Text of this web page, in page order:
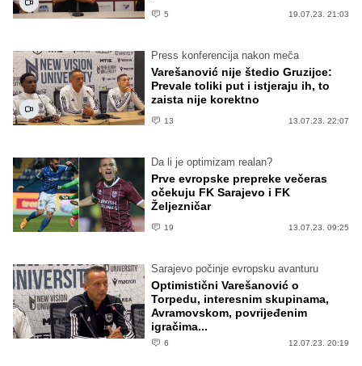
5 19.07.23. 21:03
Press konferencija nakon meča
Varešanović nije štedio Gruzijce:
Prevale toliki put i istjeraju ih, to
zaista nije korektno
13 13.07.23. 22:07
Da li je optimizam realan?
Prve evropske prepreke večeras
očekuju FK Sarajevo i FK
Željezničar
19 13.07.23. 09:25
Sarajevo počinje evropsku avanturu
Optimistični Varešanović o
Torpedu, interesnim skupinama,
Avramovskom, povrijeđenim
igračima...
6 12.07.23. 20:19